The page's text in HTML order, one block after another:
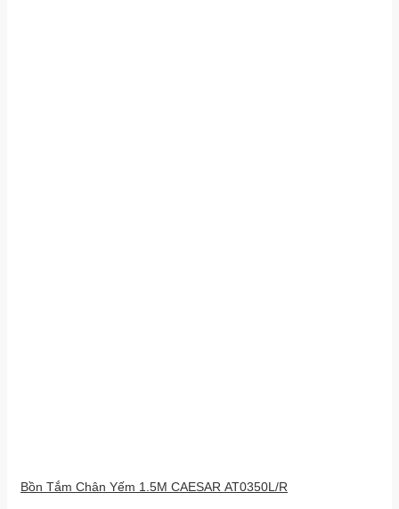
Bồn Tắm Chân Yếm 1.5M CAESAR AT0350L/R